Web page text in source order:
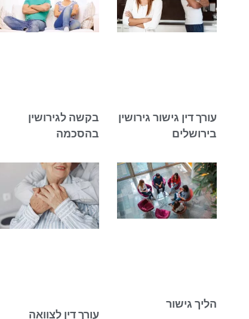
עורך דין גישור גירושין
בירושלים
בקשה לגירושין
בהסכמה
הליך גישור
עורך דין לצוואה